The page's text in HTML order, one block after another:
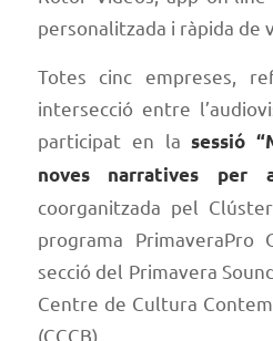
personalitzada i ràpida de
Totes cinc empreses,
intersecció entre
participat en la sessió
noves narratives per
coorganitzada pel
programa PrimaveraPro
secció del Primavera
Centre de Cultura
(CCCB).